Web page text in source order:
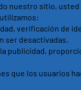
nuestro sitio,
verificación de
ser desactivadas.
publicidad,
que los usuarios